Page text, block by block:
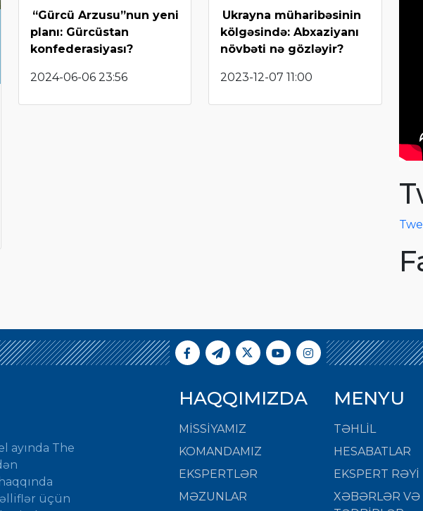
“Gürcü Arzusu”nun yeni
planı: Gürcüstan
konfederasiyası?
2024-06-06 23:56
Ukrayna müharibəsinin
kölgəsində: Abxaziyanı
növbəti nə gözləyir?
2023-12-07 11:00
ayında The
üçün
HAQQIMIZDA
MISSIYAMIZ
KOMANDAMIZ
EKSPERTLƏR
MƏZUNLAR
MENYU
TƏHLİL
HESABATLAR
EKSPERT RƏYİ
XƏBƏRLƏR VƏ